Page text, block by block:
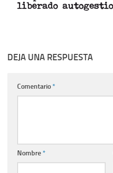
DEJA UNA RESPUESTA
Comentario*
Nombre*